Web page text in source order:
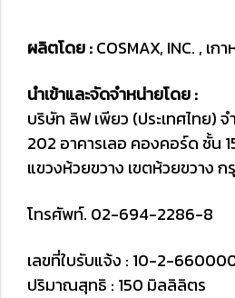
ผลิตโดย :COSMAX, INC. , เก
นำเข้าและจัดจำหน่ายโดย :
บริษัท ลิฟ เพียว (ประเทศไทย)
202 อาคารเลอ คองคอร์ด ชั้น
แขวงห้วยขวาง เขตห้วยขวางก
โทรศัพท์. 02-694-2286-8
เลขที่ใบรับแจ้ง : 10-2-
ปริมาณสุทธิ : 150 มิลลิลิตร